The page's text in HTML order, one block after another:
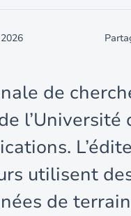
de
utilisent
de